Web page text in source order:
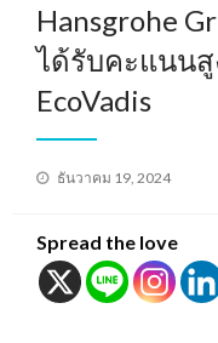
Hansgrohe
ได้รับคะแนน
EcoVadis
Posted
ธันวาคม 19, 2024
Spread the love